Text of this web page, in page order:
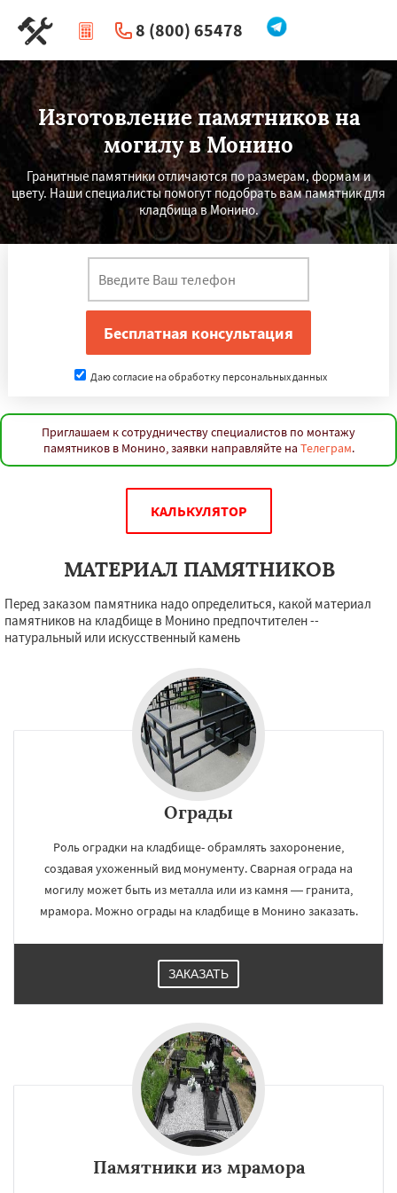
8 (800) 65478
| Перезвоните мне
Изготовление памятников на
могилу в Монино
Гранитные памятники отличаются по размерам, формам и
цвету. Наши специалисты помогут подобрать вам памятник для
кладбища в Монино.
Даю согласие на обработку персональных данных
Приглашаем к сотрудничеству специалистов по монтажу
памятников в Монино, заявки направляйте на Телеграм.
КАЛЬКУЛЯТОР
МАТЕРИАЛ ПАМЯТНИКОВ
Перед заказом памятника надо определиться, какой материал
памятников на кладбище в Монино предпочтителен --
натуральный или искусственный камень
Ограды
Роль оградки на кладбище- обрамлять захоронение,
создавая ухоженный вид монументу. Сварная ограда на
могилу может быть из металла или из камня — гранита,
мрамора. Можно ограды на кладбище в Монино заказать.
ЗАКАЗАТЬ
Памятники из мрамора